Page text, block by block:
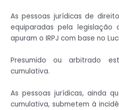
As pessoas jurídicas de
equiparadas pela
apuram o IRPJ com base no
Presumido ou arbitrado
cumulativa.
As pessoas jurídicas, ainda
cumulativa, submetem à